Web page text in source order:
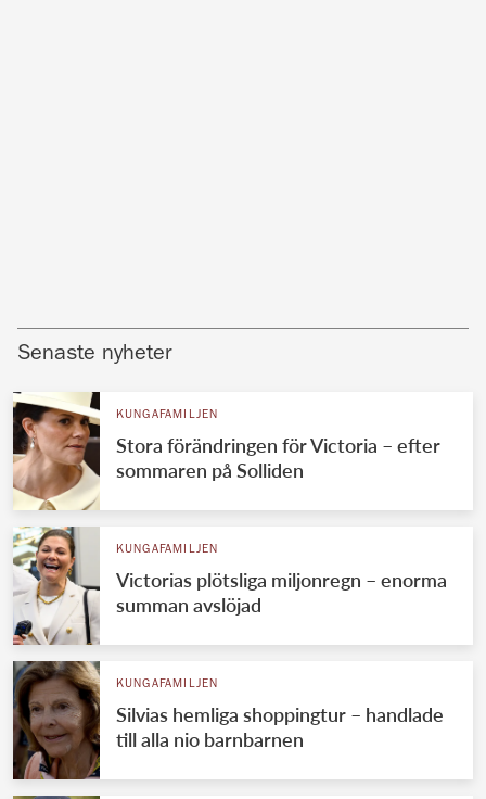
Senaste nyheter
KUNGAFAMILJEN
Stora förändringen för Victoria – efter
sommaren på Solliden
KUNGAFAMILJEN
Victorias plötsliga miljonregn – enorma
summan avslöjad
KUNGAFAMILJEN
Silvias hemliga shoppingtur – handlade
till alla nio barnbarnen